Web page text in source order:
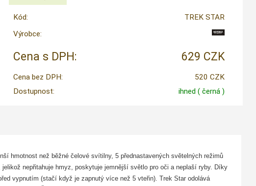
Kód:
TREK STAR
Výrobce:
Cena s DPH: 629 CZK
Cena bez DPH:
520 CZK
Dostupnost:
ihned ( černá )
hmotnost než běžné čelové svítilny, 5 přednastavených světelných režimů
nepřitahuje hmyz, poskytuje jemnější světlo pro oči a neplaší ryby. Díky
vypnutím (stačí když je zapnutý více než 5 vteřin). Trek Star odolává